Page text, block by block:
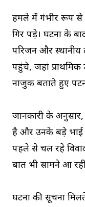
हमले में गंभीर रूप से
गिर पड़े। घटना के
परिजन और
पहुंचे, जहां प्राथमिक
नाजुक बताते हुए
जानकारी के अनुसार,
है और उनके बड़े भाई
पहले से चल रहे
बात भी सामने आ
घटना की सूचना